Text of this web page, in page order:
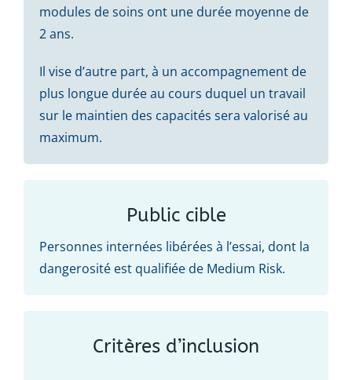
modules de soins ont une durée moyenne de
2 ans.
Il vise d’autre part, à un accompagnement de
plus longue durée au cours duquel un travail
sur le maintien des capacités sera valorisé au
maximum.
Public cible
Personnes internées libérées à l’essai, dont la
dangerosité est qualifiée de Medium Risk.
Critères d’inclusion